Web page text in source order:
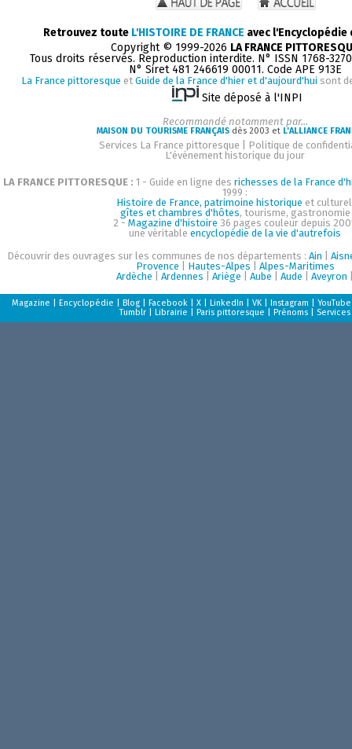
Retrouvez toute L'HISTOIRE DE FRANCE avec
Copyright © 1999-2026 LA FRANCE
Tous droits réservés. Reproduction interdite. N° ISSN 1768-
N° Siret 481 246619 00011. Code APE 913E
La France pittoresque et Guide de la France d'hier et d'aujourd'hui sont
Site déposé à l'INPI
Recommandé notamment par...
MAISON DU TOURISME FRANÇAIS dès 2003 et L'ALLIANCE
Services La France pittoresque
Politique de
L'événement historique du jour
LA FRANCE PITTORESQUE : 1 - Guide en ligne des richesses de la France
1999 :
Histoire de France, patrimoine historique et
gîtes et chambres d'hôtes, tourisme, gastronomie
2 - Magazine d'histoire 36 pages couleur depuis
une véritableencyclopédie de la vie d'autrefois
Découvrir des ouvrages sur les communes de nos départements :Ain |
Provence
Hautes-Alpes
Alpes-Maritimes
Ardèche |Ardennes |Ariège |Aube |Aude |Aveyron
Magazine |Encyclopédie |Blog |Facebook |X |LinkedIn |VK |Instagram |YouTube
Tumblr |Librairie |Paris pittoresque |Prénoms Services